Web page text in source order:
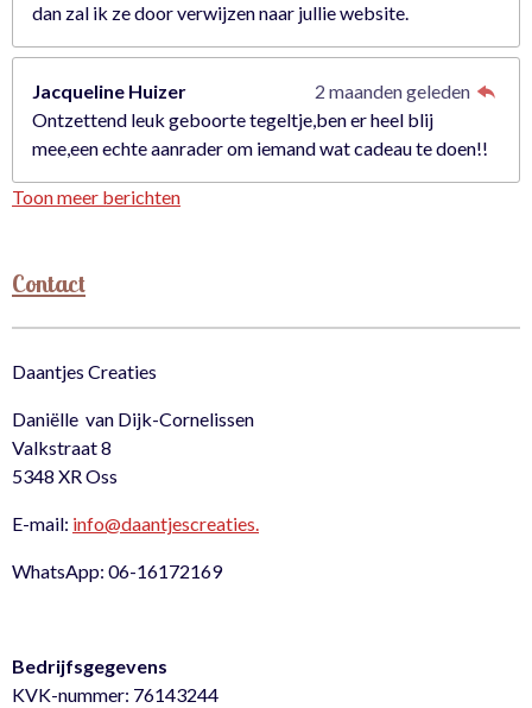
dan zal ik ze door verwijzen naar jullie website.
Jacqueline Huizer
2 maanden geleden
Ontzettend leuk geboorte tegeltje,ben er heel blij
mee,een echte aanrader om iemand wat cadeau te doen!!
Toon meer berichten
Contact
Daantjes Creaties
Daniëlle van Dijk-Cornelissen
Valkstraat 8
5348 XR Oss
E-mail: info@daantjescreaties.
WhatsApp: 06-16172169
Bedrijfsgegevens
KVK-nummer: 76143244